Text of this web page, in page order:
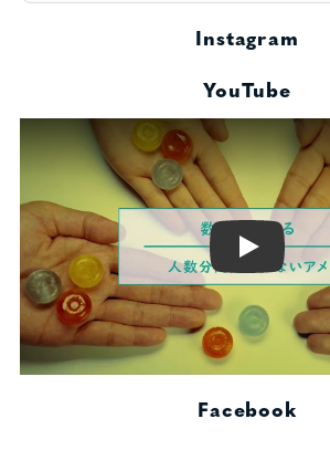
Instagram
YouTube
Play
Facebook